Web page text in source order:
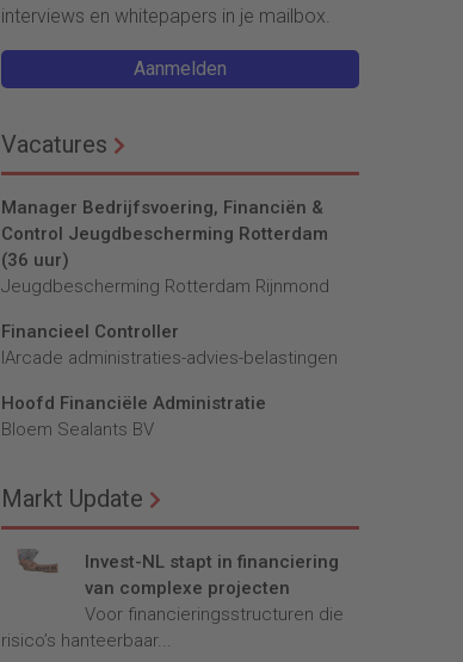
interviews en whitepapers in je mailbox.
Aanmelden
Vacatures
Manager Bedrijfsvoering, Financiën &
Control Jeugdbescherming Rotterdam
(36 uur)
Jeugdbescherming Rotterdam Rijnmond
Financieel Controller
lArcade administraties-advies-belastingen
Hoofd Financiële Administratie
Bloem Sealants BV
Markt Update
Invest-NL stapt in financiering
van complexe projecten
Voor financieringsstructuren die
risico’s hanteerbaar...